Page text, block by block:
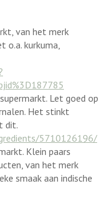
van het merk
o.a. kurkuma,
Let goed op
Het stinkt
dit.
5710126196/
Klein paars
van het merk
smaak aan indische